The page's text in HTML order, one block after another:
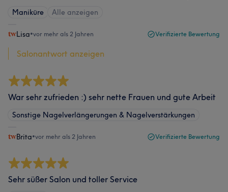
Maniküre Alle anzeigen
Lisa•vor mehr als 2 Jahren Verifizierte Bewertung
Salonantwort anzeigen
War sehr zufrieden :) sehr nette Frauen und gute Arbeit
Sonstige Nagelverlängerungen & Nagelverstärkungen
Brita•vor mehr als 2 Jahren Verifizierte Bewertung
Sehr süßer Salon und toller Service